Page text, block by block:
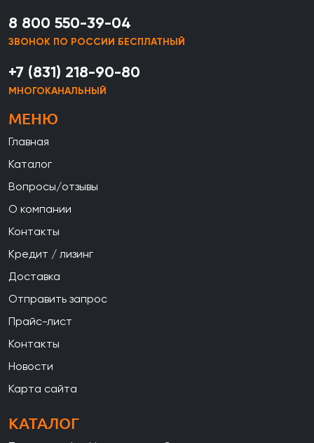
8 800 550-39-04
ЗВОНОК ПО РОССИИ БЕСПЛАТНЫЙ
+7 (831) 218-90-80
МНОГОКАНАЛЬНЫЙ
МЕНЮ
Главная
Каталог
Вопросы/отзывы
О компании
Контакты
Кредит / лизинг
Доставка
Отправить запрос
Прайс-лист
Контакты
Новости
Карта сайта
КАТАЛОГ